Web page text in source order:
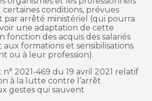
conditions, prévues
arrêté ministériel (qui pourra
une adaptation de cette
fonction des acquis des salariés
aux formations et sensibilisations
ou à leur profession).
2021-469 du 19 avril 2021 relatif
à la lutte contre l’arrêt
gestes qui sauvent